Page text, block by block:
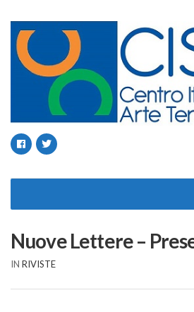
Nuove Lettere –
IN RIVISTE